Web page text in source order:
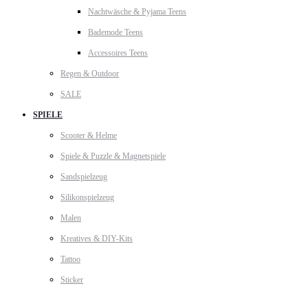
Nachtwäsche & Pyjama Teens
Bademode Teens
Accessoires Teens
Regen & Outdoor
SALE
SPIELE
Scooter & Helme
Spiele & Puzzle & Magnetspiele
Sandspielzeug
Silikonspielzeug
Malen
Kreatives & DIY-Kits
Tattoo
Sticker